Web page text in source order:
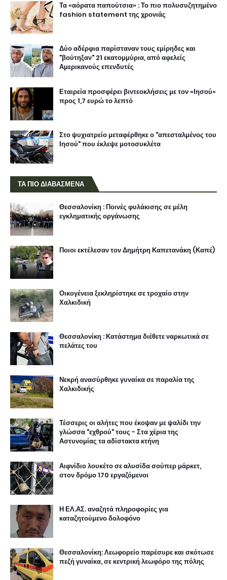
Τα «αόρατα παπούτσια» : Το πιο πολυσυζητημένο
fashion statement της χρονιάς
Δύο αδέρφια παρίσταναν τους εμίρηδες και
"βούτηξαν" 21 εκατομμύρια, από αφελείς
Αμερικανούς επενδυτές
Εταιρεία προσφέρει βιντεοκλήσεις με τον «Ιησού»
προς 1,7 ευρώ το λεπτό
Στο ψυχιατρείο μεταφέρθηκε ο "απεσταλμένος του
Ιησού" που έκλεψε μοτοσυκλέτα
ΤΑ ΠΙΟ ΔΙΑΒΑΣΜΕΝΑ
Θεσσαλονίκη : Ποινές φυλάκισης σε μέλη
εγκληματικής οργάνωσης
Ποιοι εκτέλεσαν τον Δημήτρη Καπετανάκη (Καπέ)
Οικογένεια ξεκληρίστηκε σε τροχαίο στην
Χαλκιδική
Θεσσαλονίκη : Κατάστημα διέθετε ναρκωτικά σε
πελάτες του
Νεκρή ανασύρθηκε γυναίκα σε παραλία της
Χαλκιδικής
Τέσσερις οι αλήτες που έκοψαν με ψαλίδι την
γλώσσα "εχθρού" τους - Στα χέρια της
Αστυνομίας τα αδίστακτα κτήνη
Αιφνίδιο λουκέτο σε αλυσίδα σούπερ μάρκετ,
στον δρόμο 170 εργαζόμενοι
Η ΕΛ.ΑΣ. αναζητά πληροφορίες για
καταζητούμενο δολοφόνο
Θεσσαλονίκη: Λεωφορείο παρέσυρε και σκότωσε
πεζή γυναίκα, σε κεντρική λεωφόρο της πόλης